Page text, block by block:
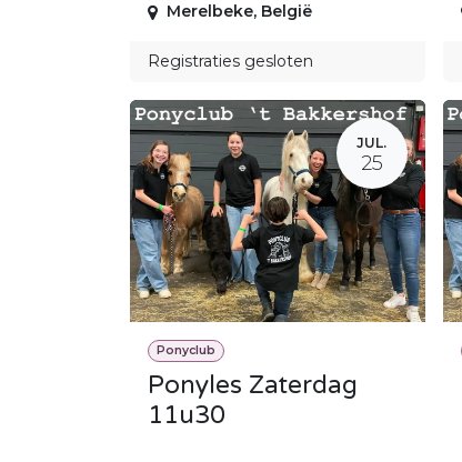
Merelbeke, België
Registraties gesloten
JUL.
25
Ponyclub
Ponyles Zaterdag
11u30